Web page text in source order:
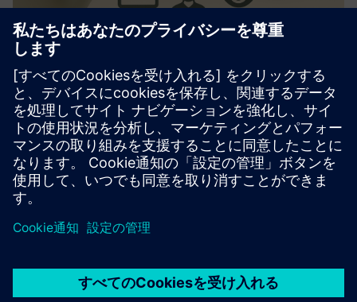
AerAccess Card
ASIC/アクセス制御を合理化します。主要システムと統合
します。ユーザーフレンドリーなアクティベーション、カ
スタマイズ可能なデザイン。管理タスクを軽減し、セキュ
リティを強化します。
詳細情報